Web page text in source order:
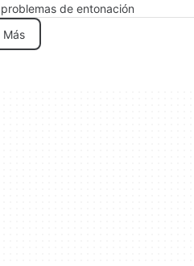
de entonación
Más